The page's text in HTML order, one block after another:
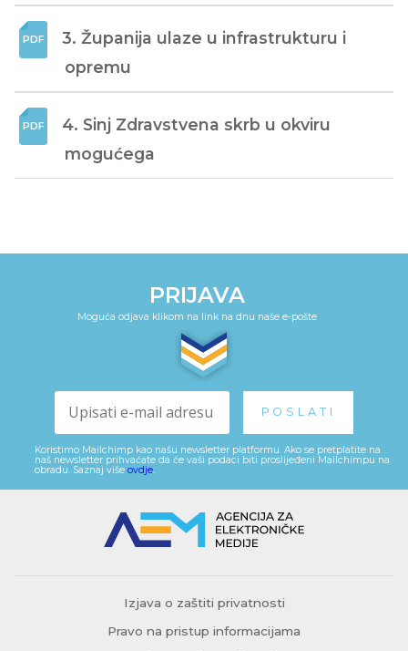
3. Županija ulaze u infrastrukturu i
opremu
4. Sinj Zdravstvena skrb u okviru
mogućega
PRIJAVA
Moguća odjava klikom na link na dnu naše e-pošte
Koristimo Mailchimp kao našu newsletter platformu. Ako se pretplatite na
naš newsletter prihvaćate da će vaši podaci biti proslijeđeni Mailchimpu na
obradu. Saznaj više ovdje
Izjava o zaštiti privatnosti
Pravo na pristup informacijama